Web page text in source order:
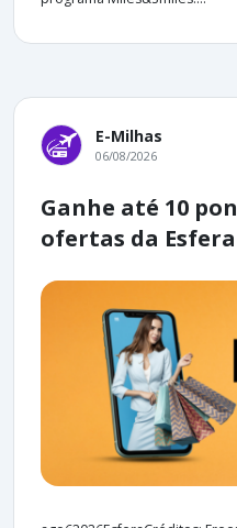
E-Milhas
06/08/2026
Ganhe até 10
ofertas da Esfera